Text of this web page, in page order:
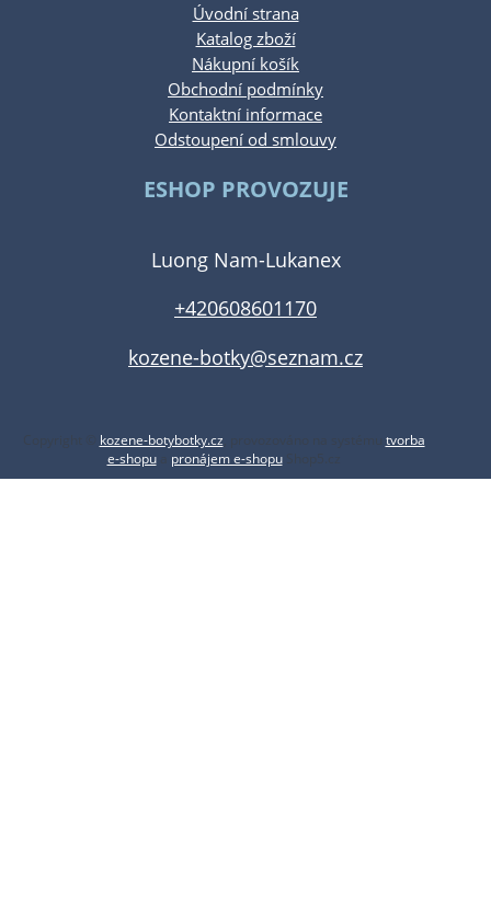
Úvodní strana
Katalog zboží
Nákupní košík
Obchodní podmínky
Kontaktní informace
Odstoupení od smlouvy
ESHOP PROVOZUJE
Luong Nam-Lukanex
+420608601170
kozene-botky@seznam.cz
kozene-botybotky.cz
tvorba
e-shopua pronájem e-shopuShop5.cz